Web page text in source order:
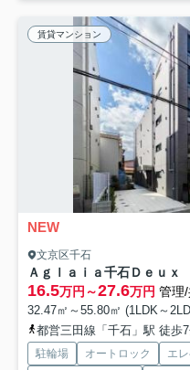
賃貸マンション
NEW
文京区千石
Ａｇｌａｉａ千石Ｄｅｕｘ
16.5万円～27.6万円 管理
32.47㎡～55.80㎡ (1LDK～
都営三田線「千石」駅 徒歩
駐輪場 オートロック エ